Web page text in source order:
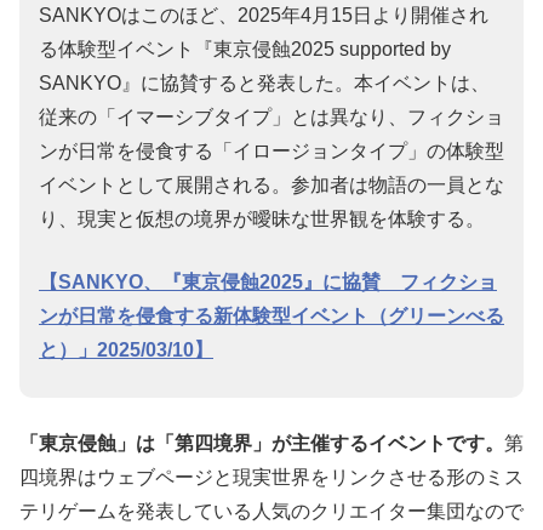
SANKYOはこのほど、2025年4月15日より開催され
る体験型イベント『東京侵蝕2025 supported by
SANKYO』に協賛すると発表した。本イベントは、
従来の「イマーシブタイプ」とは異なり、フィクショ
ンが日常を侵食する「イロージョンタイプ」の体験型
イベントとして展開される。参加者は物語の一員とな
り、現実と仮想の境界が曖昧な世界観を体験する。
【SANKYO、『東京侵蝕2025』に協賛 フィクショ
ンが日常を侵食する新体験型イベント（グリーンべる
と）」2025/03/10】
「東京侵蝕」は「第四境界」が主催するイベントです。 第
四境界はウェブページと現実世界をリンクさせる形のミス
テリゲームを発表している人気のクリエイター集団なので